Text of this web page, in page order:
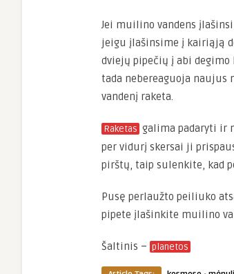
Jei muilino vandens
jeigu įlašinsime į kairiąją
dviejų pipečių į abi
tada nebereaguoja naujus
vandenį raketa.
Raketas galima padaryti ir
per vidurį skersai ji
pirštų, taip sulenkite, kad
Pusę perlaužto peiliuko
pipete įlašinkite muilino
Šaltinis – planetos